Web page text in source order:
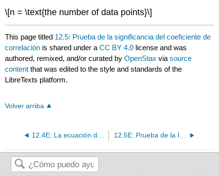
\[n = \text{the number of data points}\]
This page titled 12.5: Prueba de la significancia del coeficiente de
correlación is shared under aCC BY 4.0 license and was
authored, remixed, and/or curated byOpenStax viasource
content that was edited to the style and standards of the
LibreTexts platform.
Volver arriba